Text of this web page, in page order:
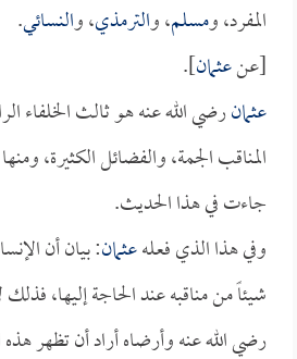
المفرد، ومسلم، والترمذي، والنسائي.
[عنعثمان].
عثمانرضي الله عنه هو ثالث
المناقب الجمة، والفضائل الكثيرة،
جاءت في هذا الحديث.
وفي هذا الذي فعلهعثمان: بيان أن
شيئاً من مناقبه عند الحاجة إليها،
رضي الله عنه وأرضاه أراد أن تظهر